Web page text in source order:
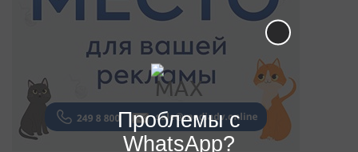
Проблемы с
WhatsApp?